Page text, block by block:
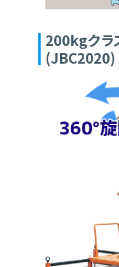
200kgクラ
(JBC2020)